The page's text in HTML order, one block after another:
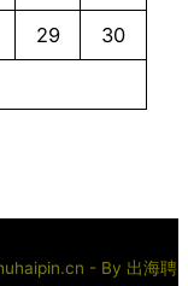
29 30
- By 出海聘